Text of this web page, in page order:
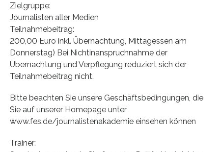
Zielgruppe:
Journalisten aller Medien
Teilnahmebeitrag:
200,00 Euro inkl. Übernachtung, Mittagessen am
Donnerstag) Bei Nichtinanspruchnahme der
Übernachtung und Verpflegung reduziert sich der
Teilnahmebeitrag nicht.
Bitte beachten Sie unsere Geschäftsbedingungen, die
Sie auf unserer Homepage unter
www.fes.de/journalistenakademie einsehen können
Trainer: